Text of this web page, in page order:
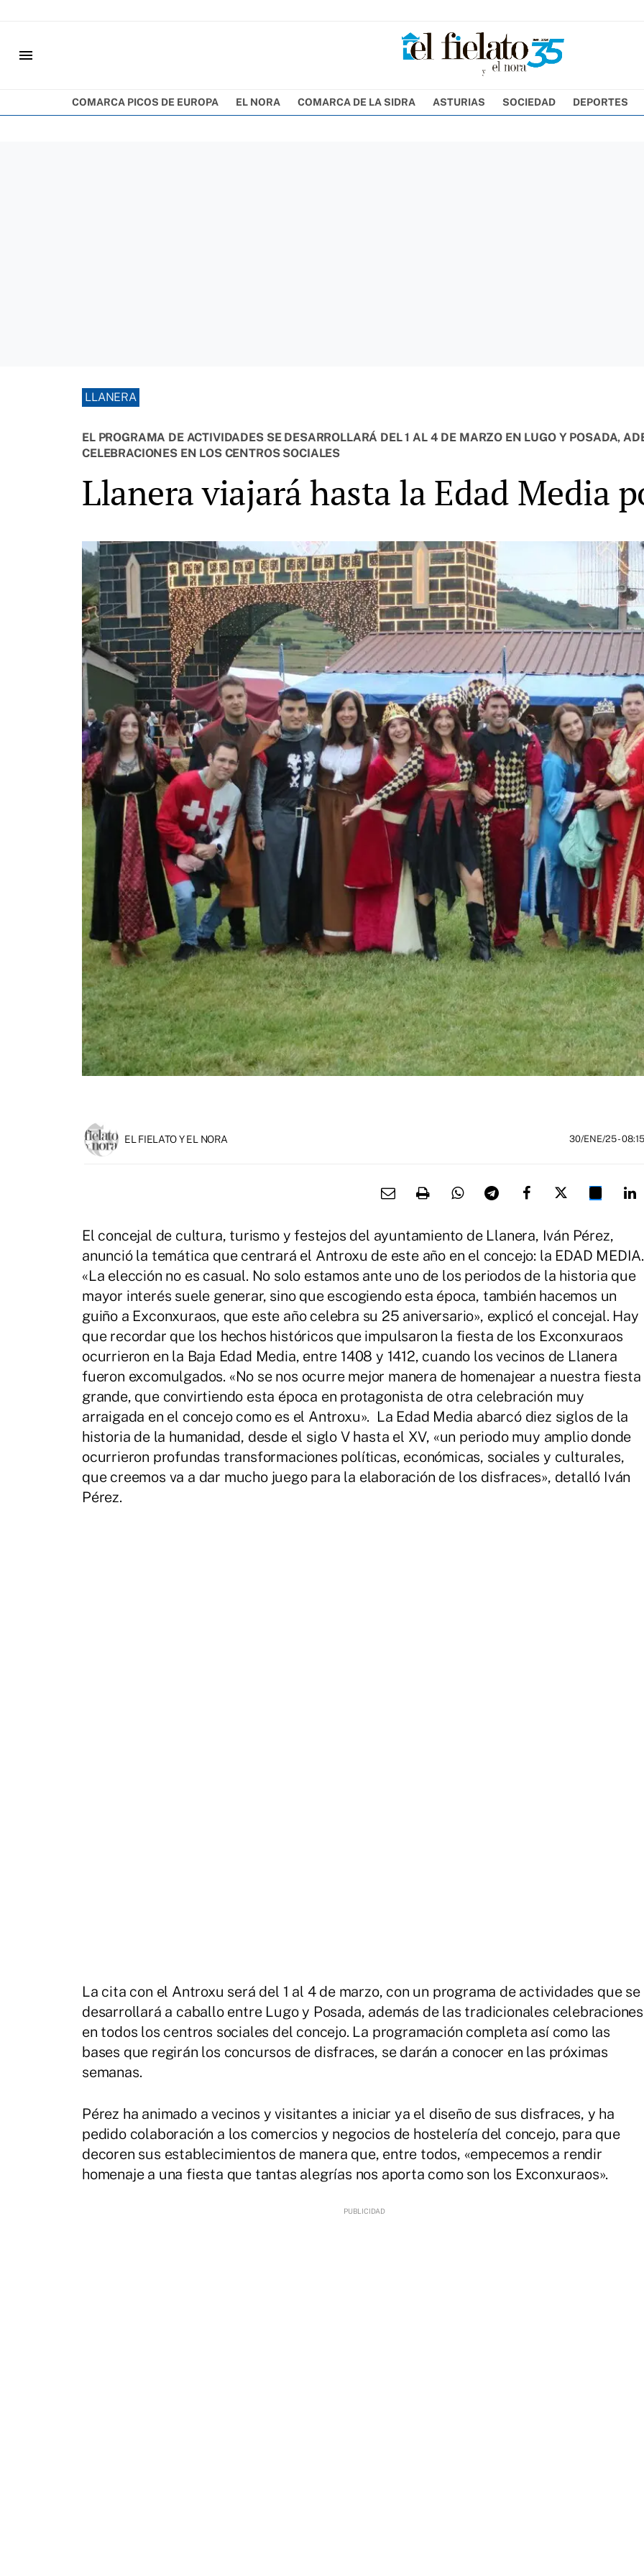
menu
COMARCA PICOS DE EUROPA EL NORA COMARCA DE LA SIDRA ASTURIAS SOCIEDAD DEPORTES
LLANERA
EL PROGRAMA DE ACTIVIDADES SE DESARROLLARÁ DEL 1 AL 4 DE MARZO EN LUGO Y POSADA,
CELEBRACIONES EN LOS CENTROS SOCIALES
Llanera viajará hasta la Edad Media
EL FIELATO Y EL NORA 30/ENE/25- 08:15
El concejal de cultura, turismo y festejos del ayuntamiento de Llanera, Iván Pérez,
anunció la temática que centrará el Antroxu de este año en el concejo: la EDAD MEDIA.
«La elección no es casual. No solo estamos ante uno de los periodos de la historia que
mayor interés suele generar, sino que escogiendo esta época, también hacemos un
guiño a Exconxuraos, que este año celebra su 25 aniversario», explicó el concejal. Hay
que recordar que los hechos históricos que impulsaron la fiesta de los Exconxuraos
ocurrieron en la Baja Edad Media, entre 1408 y 1412, cuando los vecinos de Llanera
fueron excomulgados. «No se nos ocurre mejor manera de homenajear a nuestra fiesta
grande, que convirtiendo esta época en protagonista de otra celebración muy
arraigada en el concejo como es el Antroxu». La Edad Media abarcó diez siglos de la
historia de la humanidad, desde el siglo V hasta el XV, «un periodo muy amplio donde
ocurrieron profundas transformaciones políticas, económicas, sociales y culturales,
que creemos va a dar mucho juego para la elaboración de los disfraces», detalló Iván
Pérez.
La cita con el Antroxu será del 1 al 4 de marzo, con un programa de actividades que se
desarrollará a caballo entre Lugo y Posada, además de las tradicionales celebraciones
en todos los centros sociales del concejo. La programación completa así como las
bases que regirán los concursos de disfraces, se darán a conocer en las próximas
semanas.
Pérez ha animado a vecinos y visitantes a iniciar ya el diseño de sus disfraces, y ha
pedido colaboración a los comercios y negocios de hostelería del concejo, para que
decoren sus establecimientos de manera que, entre todos, «empecemos a rendir
homenaje a una fiesta que tantas alegrías nos aporta como son los Exconxuraos».